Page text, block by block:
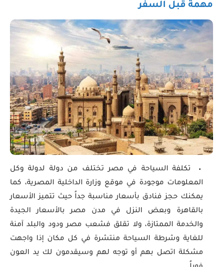
مهمة قبل السفر
تكلفة السياحة في مصر تختلف من دولة لدولة وكل
المعلومات موجودة في موقع وزارة الداخلية المصرية، كما
يمكنك حجز فنادق بأسعار مناسبة جداً حيث تتميز الأسعار
بالقاهرة وبعض النزل في مدن مصر بالأسعار الجيدة
والخدمة الممتازة، ولا تقلق فشعب مصر ودود والبلد آمنة
للغاية وشرطة السياحة منتشرة في كل مكان إذا واجهت
مشكلة اتصل بهم أو توجه لهم وسيقدمون لك يد العون